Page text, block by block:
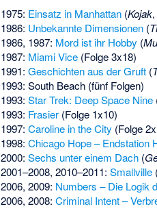
1975: Einsatz in Manhattan(Kojak,
1986: Unbekannte Dimensionen(
1986, 1987: Mord ist ihr Hobby (
1987: Miami Vice(Folge 3x18)
1991: Geschichten aus der Gruft(
1993: South Beach (fünf Folgen)
1993: Star Trek: Deep Space Nine
1993: Frasier(Folge 1x10)
1997: Caroline in the City (Folge
1998: Chicago Hope – Endstation
2000: Sechs unter einem Dach(
2001–2008, 2010–2011: Smallville
2006, 2009: Numbers – Die Logik
2006, 2008: Criminal Intent –